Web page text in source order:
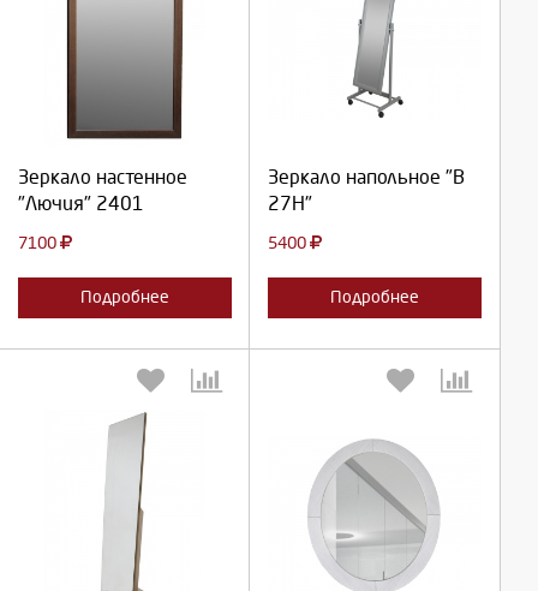
Зеркало настенное
"Лючия" 2401
7100
Подробнее
Выберите количество:
Отмена
Зеркало напольное "В
27Н"
5400
Подробнее
Выберите количество:
Выберите количество: Выберите количество: